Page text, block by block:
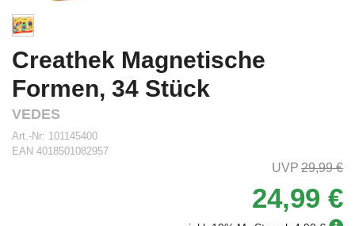
Creathek Magnetische
Formen, 34 Stück
VEDES
Art.-Nr: 101145400
EAN 4018501082957
29,99 €
24,99 €